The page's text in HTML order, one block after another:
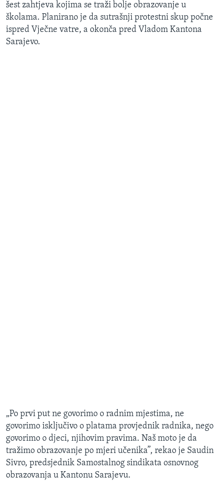
šest zahtjeva kojima se traži bolje obrazovanje u
školama. Planirano je da sutrašnji protestni skup počne
ispred Vječne vatre, a okonča pred Vladom Kantona
Sarajevo.
„Po prvi put ne govorimo o radnim mjestima, ne
govorimo isključivo o platama provjednik radnika, nego
govorimo o djeci, njihovim pravima. Naš moto je da
tražimo obrazovanje po mjeri učenika”, rekao je Saudin
Sivro, predsjednik Samostalnog sindikata osnovnog
obrazovanja u Kantonu Sarajevu.